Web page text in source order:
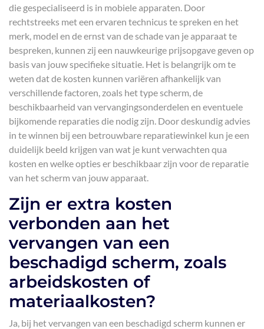
die gespecialiseerd is in mobiele apparaten. Door
rechtstreeks met een ervaren technicus te spreken en het
merk, model en de ernst van de schade van je apparaat te
bespreken, kunnen zij een nauwkeurige prijsopgave geven op
basis van jouw specifieke situatie. Het is belangrijk om te
weten dat de kosten kunnen variëren afhankelijk van
verschillende factoren, zoals het type scherm, de
beschikbaarheid van vervangingsonderdelen en eventuele
bijkomende reparaties die nodig zijn. Door deskundig advies
in te winnen bij een betrouwbare reparatiewinkel kun je een
duidelijk beeld krijgen van wat je kunt verwachten qua
kosten en welke opties er beschikbaar zijn voor de reparatie
van het scherm van jouw apparaat.
Zijn er extra kosten
verbonden aan het
vervangen van een
beschadigd scherm, zoals
arbeidskosten of
materiaalkosten?
Ja, bij het vervangen van een beschadigd scherm kunnen er